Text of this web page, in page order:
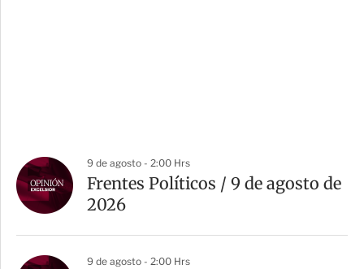
9 de agosto - 2:00 Hrs
Frentes Políticos / 9 de agosto de
2026
9 de agosto - 2:00 Hrs